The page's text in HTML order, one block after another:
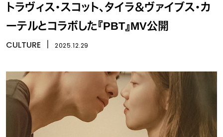
トラヴィス・スコット、タイラ＆ヴァイブス・カ
ーテルとコラボした『PBT』MV公開
CULTURE 2025.12.29